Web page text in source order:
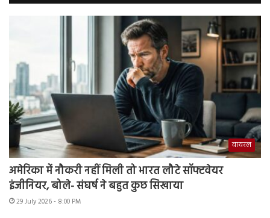
वायरल
अमेरिका में नौकरी नहीं मिली तो भारत लौटे सॉफ्टवेयर
इंजीनियर, बोले- संघर्ष ने बहुत कुछ सिखाया
29 July 2026 - 8:00 PM